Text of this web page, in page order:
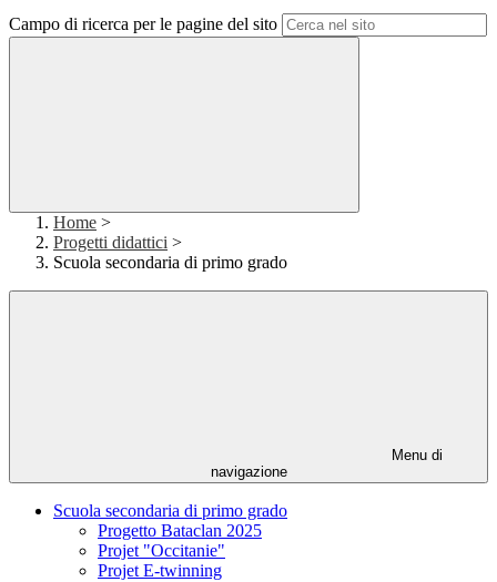
Campo di ricerca per le pagine del sito
Home >
Progetti didattici >
Scuola secondaria di primo grado
Menu di
navigazione
Scuola secondaria di primo grado
Progetto Bataclan 2025
Projet "Occitanie"
Projet E-twinning